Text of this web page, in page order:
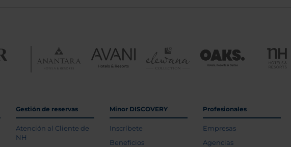
Gestión de reservas
Atención al Cliente de
NH
Minor DISCOVERY
Inscríbete
Beneficios
Profesionales
Empresas
Agencias